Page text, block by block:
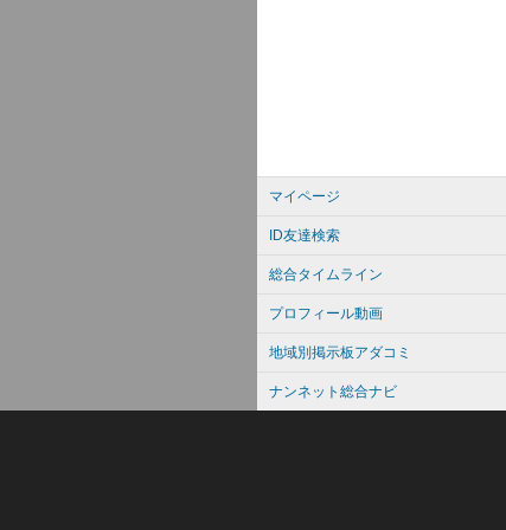
マイページ
ID友達検索
総合タイムライン
プロフィール動画
地域別掲示板アダコミ
ナンネット総合ナビ